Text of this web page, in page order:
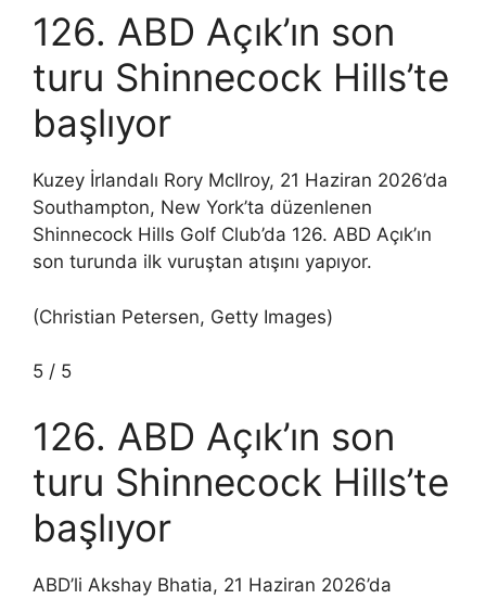
126. ABD Açık’ın son
turu Shinnecock Hills’te
başlıyor
Kuzey İrlandalı Rory McIlroy, 21 Haziran 2026’da
Southampton, New York’ta düzenlenen
Shinnecock Hills Golf Club’da 126. ABD Açık’ın
son turunda ilk vuruştan atışını yapıyor.
(Christian Petersen, Getty Images)
5 / 5
126. ABD Açık’ın son
turu Shinnecock Hills’te
başlıyor
ABD’li Akshay Bhatia, 21 Haziran 2026’da